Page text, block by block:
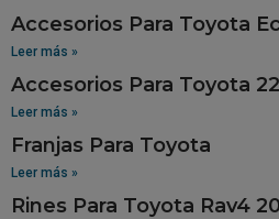
Accesorios Para Toyota
Leer más »
Accesorios Para Toyota
Leer más »
Franjas Para Toyota
Leer más »
Rines Para Toyota Rav4